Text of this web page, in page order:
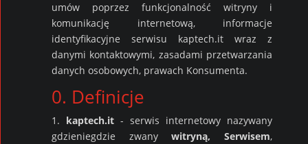
umów poprzez funkcjonalność witryny i
komunikację internetową, informacje
identyfikacyjne serwisu kaptech.it wraz z
danymi kontaktowymi, zasadami przetwarzania
danych osobowych, prawach Konsumenta.
0. Definicje
1. kaptech.it- serwis internetowy nazywany
gdzieniegdzie zwanywitryną, Serwisem,